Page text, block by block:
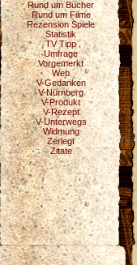
Rund um Bücher
Rund um Filme
Rezension Spiele
Statistik
TV Tipp
Umfrage
Vorgemerkt
Web
V-Gedanken
V-Nürnberg
V-Produkt
V-Rezept
V-Unterwegs
Widmung
Zerlegt
Zitate